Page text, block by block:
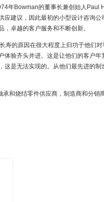
Bowman的董事长兼创始人Paul
应建议，因此最初的小型设计咨询
卓越的客户服务和不断创新。
的原因在很大程度上归功于他们对
体验齐头并进。这是让他们的客户
这是无法实现的。从他们最先进的
承和烧结零件供应商，制造商和分